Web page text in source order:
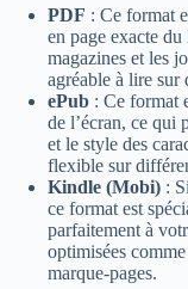
PDF : Ce format
en page exacte
magazines et les
agréable à lire sur
ePub : Ce format
de l’écran, ce qui
et le style des
flexible sur
Kindle (Mobi) :
ce format est
parfaitement à
optimisées
marque-pages.